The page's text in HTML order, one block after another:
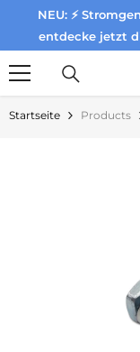
Zum Inhalt springen
NEU: ⚡
entdecke jetzt
Startseite Products